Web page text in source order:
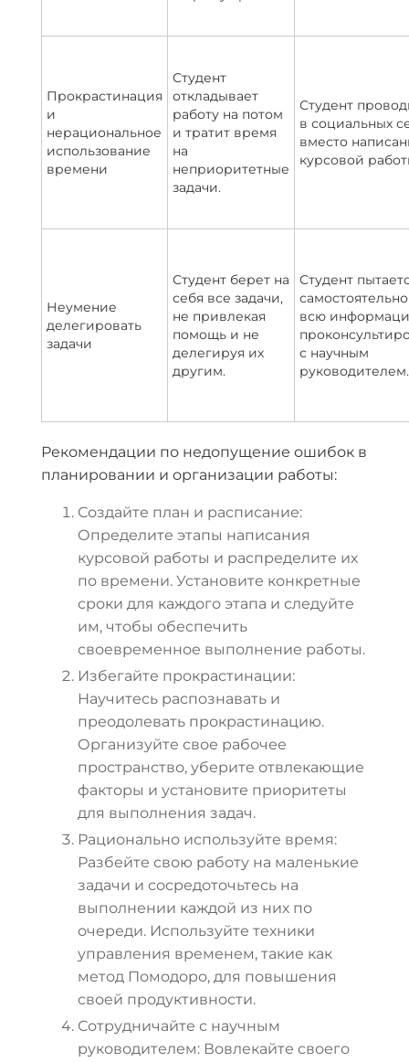
Прокрастинация
и
нерациональное
использование
времени
Студент
откладывает
работу на потом
и тратит время
на
неприоритетные
задачи.
Студент
в социальных
вместо
курсовой
Неумение
делегировать
задачи
Студент берет на
себя все задачи,
не привлекая
помощь и не
делегируя их
другим.
Студент
всю
с научным
руководителем.
Рекомендации по недопущение ошибок в
планировании и организации работы:
Создайте план и расписание:
Определите этапы написания
курсовой работы и распределите их
по времени. Установите конкретные
сроки для каждого этапа и следуйте
им, чтобы обеспечить
своевременное выполнение работы.
Избегайте прокрастинации:
Научитесь распознавать и
преодолевать прокрастинацию.
Организуйте свое рабочее
пространство, уберите отвлекающие
факторы и установите приоритеты
для выполнения задач.
Рационально используйте время:
Разбейте свою работу на маленькие
задачи и сосредоточьтесь на
выполнении каждой из них по
очереди. Используйте техники
управления временем, такие как
метод Помодоро, для повышения
своей продуктивности.
Сотрудничайте с научным
руководителем: Вовлекайте своего